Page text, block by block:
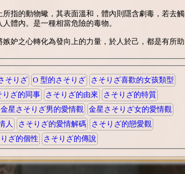
指的動物蠍，其表面溫和，體內則隱含劇毒，若去觸
體內。是一種相當危險的毒物。
妒之心轉化為發向上的力量，於人於己，都是有所助
そりざ O 型的さそりざ
さそりざ喜歡的女孩類型
りざ的同事 さそりざ的由來
さそりざ的特質
金星さそりざ男的愛情觀
金星さそりざ女的愛情觀
人 さそりざ的愛情解碼
さそりざ的戀愛觀
ざ的個性 さそりざ的傳說